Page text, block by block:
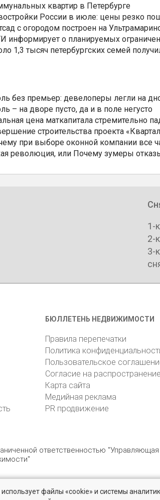
квартир в Петербурге
России в июле: цены резко
с огородом построен на
информирует о планируемых
1,3 тысяч петербургских семей
без премьер: девелоперы легли на
– на дворе пусто, да и в поле негусто
цена маткапитала стремительно
строительства проекта
при выборе оконной компании все
революция, или Почему зумеры
1-
2-
3-
БЮЛЛЕТЕНЬ НЕДВИЖИМОСТИ
Правила перепечатки
Политика
Пользовательское
Согласие на
Карта сайта
Медийная реклама
PR продвижение
ответственностью "Управляющая
8 (812) 331-93-56 196105, Санкт-
файлы «cookie» и системы